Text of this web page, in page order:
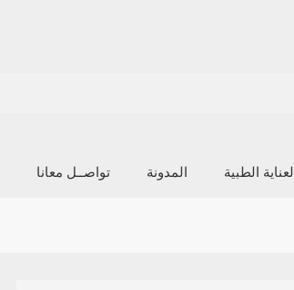
العناية الطبية المدونة تواصــل معانا